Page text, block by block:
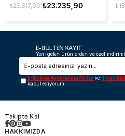
₺23.235,90
₺25.817,66
E-BÜLTEN KAYIT
Yeni gelen ürünlerden ve özel
E-Bülten Aydınlatma Metnive Ticari
kabul ediyorum.
Takipte Kal
HAKKIMIZDA